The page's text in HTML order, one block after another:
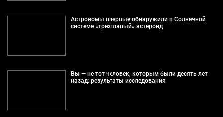
Астрономы впервые обнаружили в Солнечной
системе «трехглавый» астероид
Вы — не тот человек, которым были десять лет
назад: результаты исследования